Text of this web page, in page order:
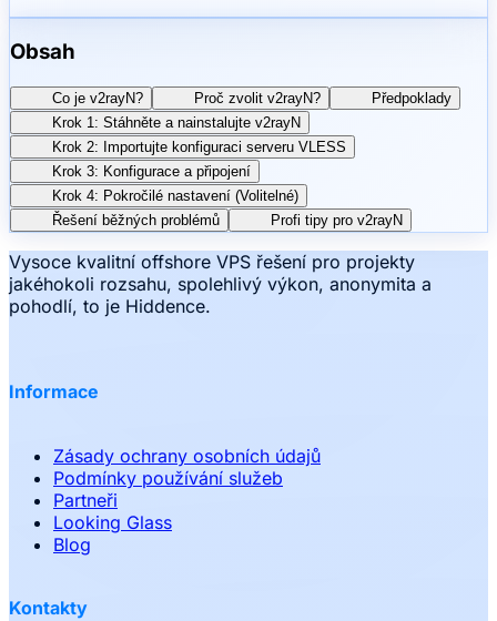
Obsah
Co je v2rayN? Proč zvolit v2rayN?
Předpoklady
Krok 1: Stáhněte a nainstalujte v2rayN
Krok 2: Importujte konfiguraci serveru VLESS
Krok 3: Konfigurace a připojení
Krok 4: Pokročilé nastavení (Volitelné)
Řešení běžných problémů
Profi tipy pro v2rayN
Vysoce kvalitní offshore VPS řešení pro projekty
jakéhokoli rozsahu, spolehlivý výkon, anonymita a
pohodlí, to je Hiddence.
Informace
Zásady ochrany osobních údajů
Podmínky používání služeb
Partneři
Looking Glass
Blog
Kontakty